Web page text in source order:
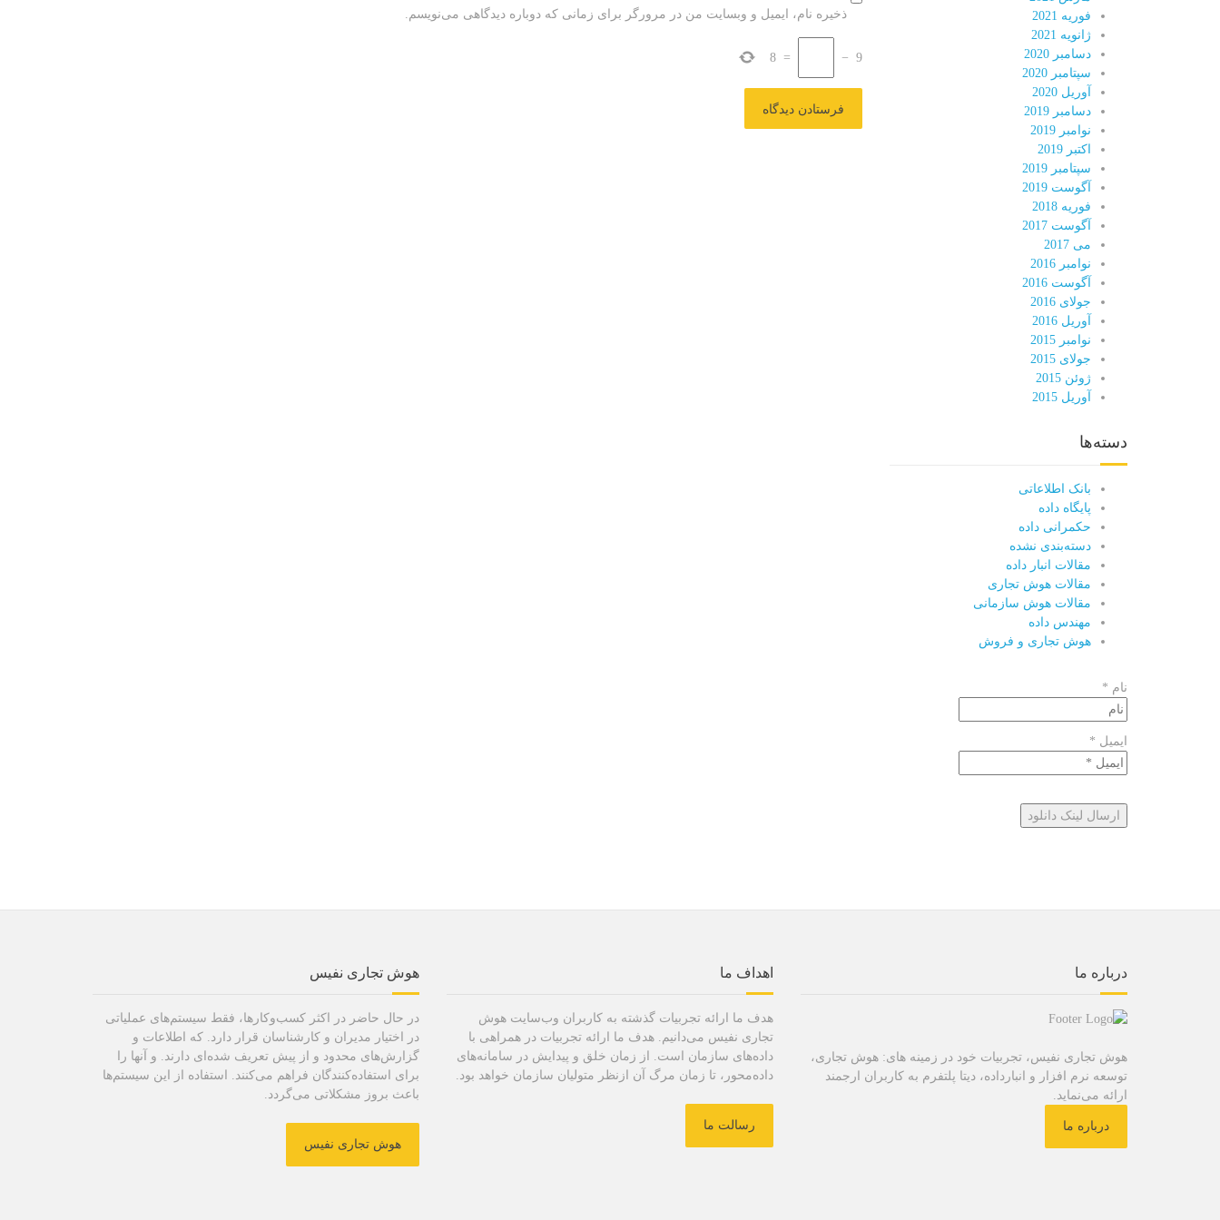
ذخیره نام، ایمیل و وبسایت من در مرورگر برای زمانی که دوباره دیدگاهی می‌نویسم.
9
−
=
8
فوریه 2021
ژانویه 2021
دسامبر 2020
سپتامبر 2020
آوریل 2020
دسامبر 2019
نوامبر 2019
اکتبر 2019
سپتامبر 2019
آگوست 2019
فوریه 2018
آگوست 2017
می 2017
نوامبر 2016
آگوست 2016
جولای 2016
آوریل 2016
نوامبر 2015
جولای 2015
ژوئن 2015
آوریل 2015
دسته‌ها
بانک اطلاعاتی
پایگاه داده
حکمرانی داده
دسته‌بندی نشده
مقالات انبار داده
مقالات هوش تجاری
مقالات هوش سازمانی
مهندس داده
هوش تجاری و فروش
نام *
ایمیل *
درباره ما
هوش تجاری نفیس، تجربیات خود در زمینه های: هوش تجاری،
توسعه نرم افزار و انبارداده، دیتا پلتفرم به کاربران ارجمند
ارائه می‌نماید.
درباره ما
اهداف ما
هدف ما ارائه تجربیات گذشته به کاربران وب‌سایت هوش
تجاری نفیس می‌دانیم. هدف ما ارائه تجربیات در همراهی با
داده‌های سازمان است. از زمان خلق و پیدایش در سامانه‌های
داده‌محور، تا زمان مرگ آن ازنظر متولیان سازمان خواهد بود.
رسالت ما
هوش تجاری نفیس
در حال حاضر در اکثر کسب‌وکارها، فقط سیستم‌های عملیاتی
در اختیار مدیران و کارشناسان قرار دارد. که اطلاعات و
گزارش‌های محدود و از پیش تعریف شده‌ای دارند. و آنها را
برای استفاده‌کنندگان فراهم می‌کنند. استفاده از این سیستم‌ها
باعث بروز مشکلاتی می‌گردد.
هوش تجاری نفیس